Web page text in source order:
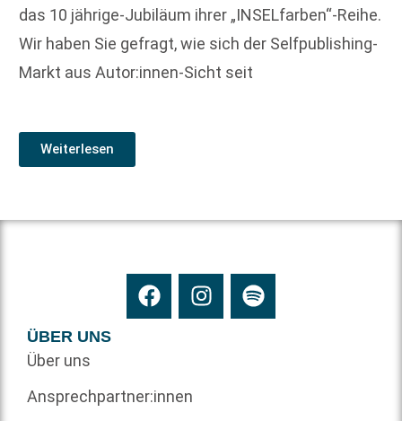
das 10 jährige-Jubiläum ihrer „INSELfarben“-Reihe.
Wir haben Sie gefragt, wie sich der Selfpublishing-
Markt aus Autor:innen-Sicht seit
Weiterlesen
ÜBER UNS
Über uns
Ansprechpartner:innen